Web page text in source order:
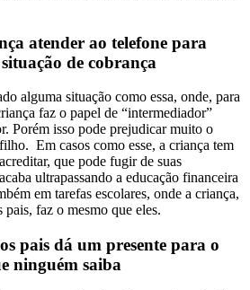
atender ao telefone para
de cobrança
alguma situação como essa, onde, para
faz o papel de “intermediador”
Porém isso pode prejudicar muito o
Em casos como esse, a criança tem
que pode fugir de suas
ultrapassando a educação financeira
em tarefas escolares, onde a criança,
pais, faz o mesmo que eles.
pais dá um presente para o
ninguém saiba